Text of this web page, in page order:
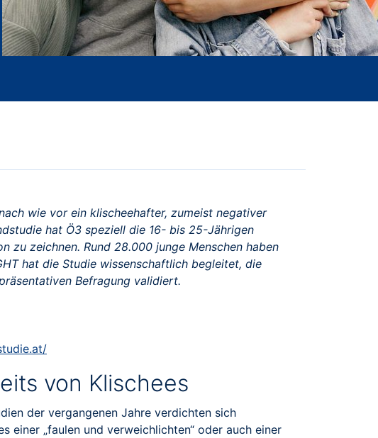
wie vor ein klischeehafter, zumeist negativer
hat Ö3 speziell die 16- bis 25-Jährigen
zu zeichnen. Rund 28.000 junge Menschen haben
hat die Studie wissenschaftlich begleitet, die
Befragung validiert.
von Klischees
der vergangenen Jahre verdichten sich
einer „faulen und verweichlichten“ oder auch einer